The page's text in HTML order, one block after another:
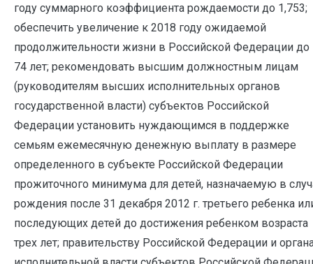
году суммарного коэффициента рождаемости до 1,753;
обеспечить увеличение к 2018 году ожидаемой
продолжительности жизни в Российской Федерации до
74 лет; рекомендовать высшим должностным лицам
(руководителям высших исполнительных органов
государственной власти) субъектов Российской
Федерации установить нуждающимся в поддержке
семьям ежемесячную денежную выплату в размере
определенного в субъекте Российской Федерации
прожиточного минимума для детей, назначаемую в
рождения после 31 декабря 2012 г. третьего ребенка
последующих детей до достижения ребенком возраста
трех лет; правительству Российской Федерации и